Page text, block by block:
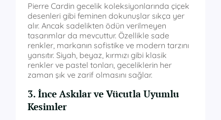
Pierre Cardin gecelik koleksiyonlarında çiçek
desenleri gibi feminen dokunuşlar sıkça yer
alır. Ancak sadelikten ödün verilmeyen
tasarımlar da mevcuttur. Özellikle sade
renkler, markanın sofistike ve modern tarzını
yansıtır. Siyah, beyaz, kırmızı gibi klasik
renkler ve pastel tonları, geceliklerin her
zaman şık ve zarif olmasını sağlar.
3. İnce Askılar ve Vücutla Uyumlu
Kesimler